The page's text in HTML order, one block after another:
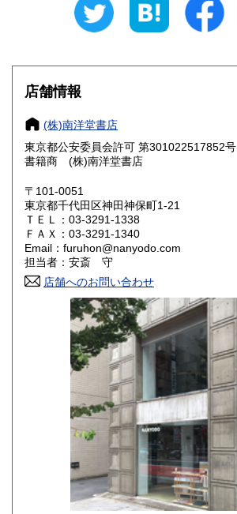
770円 三重県
大阪府
奈良県
鳥取県 990円 島根県
岡山県
山口県 990円
香川県 1,100円
高知県 1,100円
1,100円 長崎県
1,100円 大分県
鹿児島県
2,200円
店舗情報
(株)南洋堂書店
東京都公安委員会許可 第301022517852号
書籍商 (株)南洋堂書店
〒101-0051
東京都千代田区神田神保町1-21
ＴＥＬ：03-3291-1338
ＦＡＸ：03-3291-1340
Email：furuhon@nanyodo.com
担当者：安斎 守
店舗へのお問い合わせ